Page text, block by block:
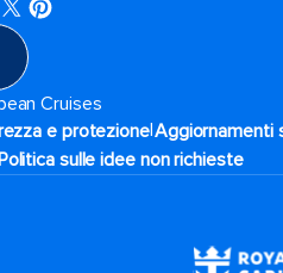
Cruises
e protezione|Aggiornamenti
sulle idee non richieste